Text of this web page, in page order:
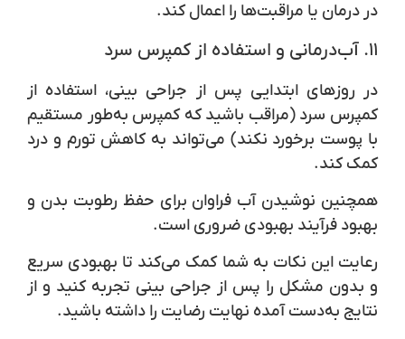
در درمان یا مراقبت‌ها را اعمال کند.
۱۱. آب‌درمانی و استفاده از کمپرس سرد
در روزهای ابتدایی پس از جراحی بینی، استفاده از
کمپرس سرد (مراقب باشید که کمپرس به‌طور مستقیم
با پوست برخورد نکند) می‌تواند به کاهش تورم و درد
کمک کند.
همچنین نوشیدن آب فراوان برای حفظ رطوبت بدن و
بهبود فرآیند بهبودی ضروری است.
رعایت این نکات به شما کمک می‌کند تا بهبودی سریع
و بدون مشکل را پس از جراحی بینی تجربه کنید و از
نتایج به‌دست آمده نهایت رضایت را داشته باشید.